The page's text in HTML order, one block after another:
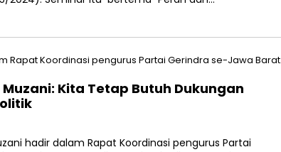
Kita Tetap Butuh Dukungan
hadir dalam Rapat Koordinasi pengurus Partai